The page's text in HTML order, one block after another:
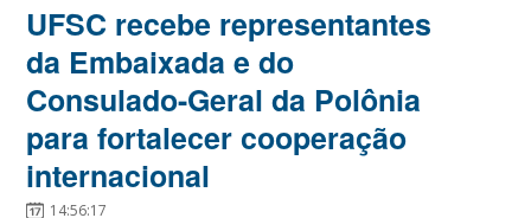
UFSC recebe representantes
da Embaixada e do
Consulado-Geral da Polônia
para fortalecer cooperação
internacional
14:56:17